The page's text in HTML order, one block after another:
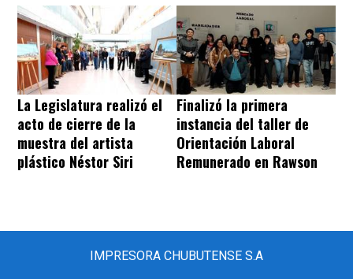
La Legislatura realizó el
acto de cierre de la
muestra del artista
plástico Néstor Siri
Finalizó la primera
instancia del taller de
Orientación Laboral
Remunerado en Rawson
IMPRESORA CHUBUTENSE S.A